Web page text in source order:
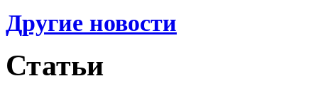
Другие новости
Статьи